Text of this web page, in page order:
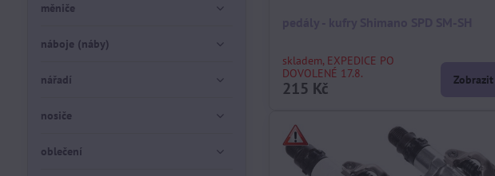
skladem, EXPEDICE PO
DOVOLENÉ 17.8.
215 Kč Zobrazit
měniče
náboje (náby)
nářadí
nosiče
oblečení